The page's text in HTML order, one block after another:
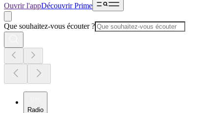
Ouvrir l'appDécouvrir Prime
Que souhaitez-vous écouter ?
Radio